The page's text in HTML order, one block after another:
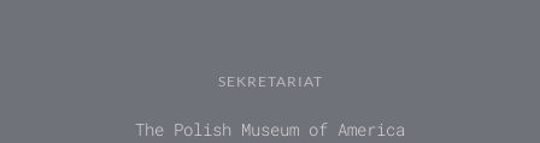
SEKRETARIAT
The Polish Museum of America